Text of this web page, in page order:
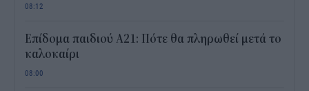
08:12
Επίδομα παιδιού Α21: Πότε θα πληρωθεί μετά το
καλοκαίρι
08:00